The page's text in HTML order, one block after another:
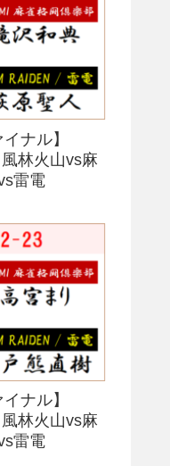
ナル】
林火山vs麻
雷電
ナル】
林火山vs麻
雷電